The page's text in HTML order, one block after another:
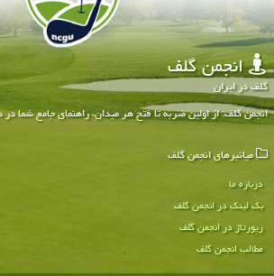
انجمن گلف
گلف در ایران
انجمن گلف: از اولین ضربه تا فتح هر میدان، راهنمای جامع شما
میانبرهای انجمن گلف
درباره ما
بک لینک در انجمن گلف
رپورتاژ در انجمن گلف
مطالب انجمن گلف